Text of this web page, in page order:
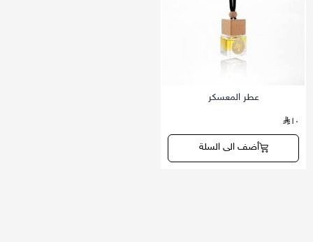
عطر المعسكر
١٠
أضف الى السلة